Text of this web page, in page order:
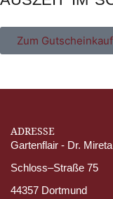
Zum Gutscheinkauf
ADRESSE
Gartenflair - Dr.
Schloss–Straße 75
44357 Dortmund